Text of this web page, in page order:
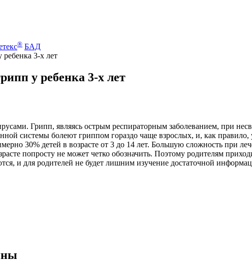
® БАД
3-х лет
у ребенка 3-х лет
Грипп, являясь острым респираторным заболеванием, при
системы болеют гриппом гораздо чаще взрослых, и, как правило,
30% детей в возрасте от 3 до 14 лет. Большую сложность при
попросту не может четко обозначить. Поэтому родителям
и для родителей не будет лишним изучение достаточной